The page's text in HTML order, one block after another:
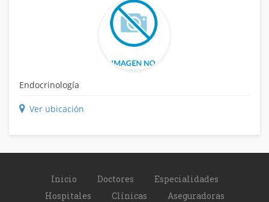
Endocrinología
Ver ubicación
Inicio Doctores
Especialidades
Hospitales
Clínicas
Aseguradoras